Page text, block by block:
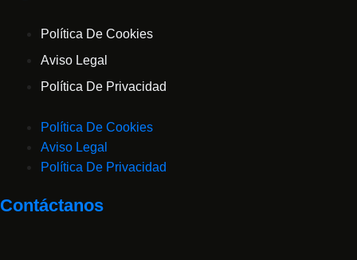
Política De Cookies
Aviso Legal
Política De Privacidad
Política De Cookies
Aviso Legal
Política De Privacidad
Contáctanos